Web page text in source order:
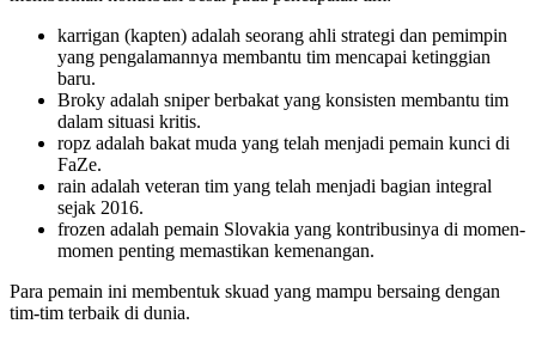
karrigan (kapten) adalah seorang ahli strategi dan pemimpin
yang pengalamannya membantu tim mencapai ketinggian
baru.
Broky adalah sniper berbakat yang konsisten membantu tim
dalam situasi kritis.
ropz adalah bakat muda yang telah menjadi pemain kunci di
FaZe.
rain adalah veteran tim yang telah menjadi bagian integral
sejak 2016.
frozen adalah pemain Slovakia yang kontribusinya di momen-
momen penting memastikan kemenangan.
Para pemain ini membentuk skuad yang mampu bersaing dengan
tim-tim terbaik di dunia.